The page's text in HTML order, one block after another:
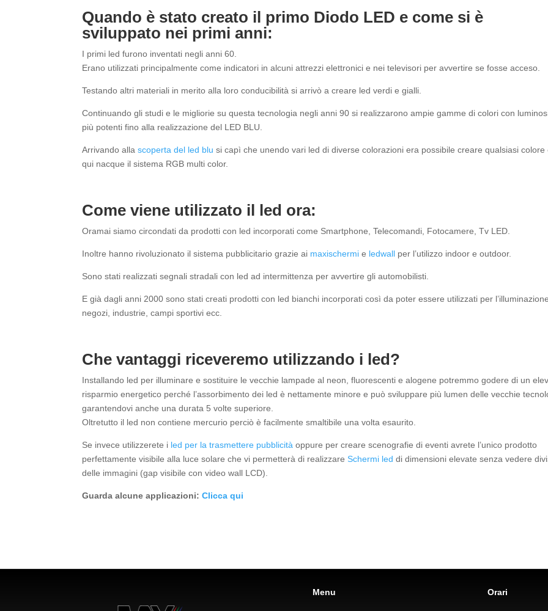
Quando è stato creato il primo Diodo LED e come si è
sviluppato nei primi anni:
I primi led furono inventati negli anni 60.
Erano utilizzati principalmente come indicatori in alcuni attrezzi elettronici e nei televisori per avvertire se fosse acceso.
Testando altri materiali in merito alla loro conducibilità si arrivò a creare led verdi e gialli.
Continuando gli studi e le migliorie su questa tecnologia negli anni 90 si realizzarono ampie gamme di colori con
più potenti fino alla realizzazione del LED BLU.
Arrivando allascoperta del led blu si capì che unendo vari led di diverse colorazioni era possibile creare qualsiasi colore
qui nacque il sistema RGB multi color.
Come viene utilizzato il led ora:
Oramai siamo circondati da prodotti con led incorporati come Smartphone, Telecomandi, Fotocamere, Tv LED.
Inoltre hanno rivoluzionato il sistema pubblicitario grazie ai maxischermi e ledwall per l’utilizzo indoor e outdoor.
Sono stati realizzati segnali stradali con led ad intermittenza per avvertire gli automobilisti.
E già dagli anni 2000 sono stati creati prodotti con led bianchi incorporati così da poter essere utilizzati per
negozi, industrie, campi sportivi ecc.
Che vantaggi riceveremo utilizzando i led?
Installando led per illuminare e sostituire le vecchie lampade al neon, fluorescenti e alogene potremmo godere di un
risparmio energetico perché l’assorbimento dei led è nettamente minore e può sviluppare più lumen delle vecchie
garantendovi anche una durata 5 volte superiore.
Oltretutto il led non contiene mercurio perciò è facilmente smaltibile una volta esaurito.
Se invece utilizzerete i led per la trasmettere pubblicità oppure per creare scenografie di eventi avrete l’unico prodotto
perfettamente visibile alla luce solare che vi permetterà di realizzareSchermi led di dimensioni elevate senza vedere
delle immagini (gap visibile con video wall LCD).
Guarda alcune applicazioni:Clicca qui
Menu Orari